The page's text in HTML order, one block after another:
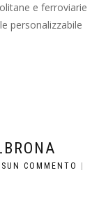
e ferroviarie
personalizzabile
COMMENTO